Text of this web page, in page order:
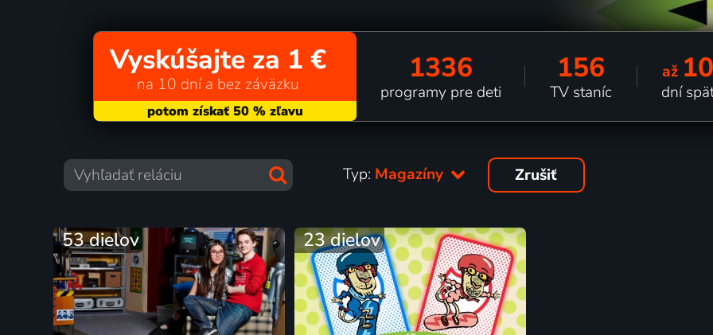
Vyskúšajte za 1 €
na 10 dní a bez záväzku 1336
programy pre deti
156
TV staníc
až
dní
Typ: Magazíny Zrušiť
53 dielov 23 dielov